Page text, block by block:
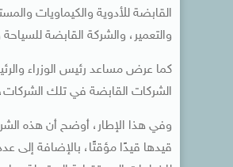
القابضة للأدوية والكيماويات
والتعمير، والشركة القابضة للسياحة
كما عرض مساعد رئيس الوزراء
الشركات القابضة في تلك
وفي هذا الإطار، أوضح أن هذه
قيدها قيدًا مؤقتًا، بالإضافة إلى